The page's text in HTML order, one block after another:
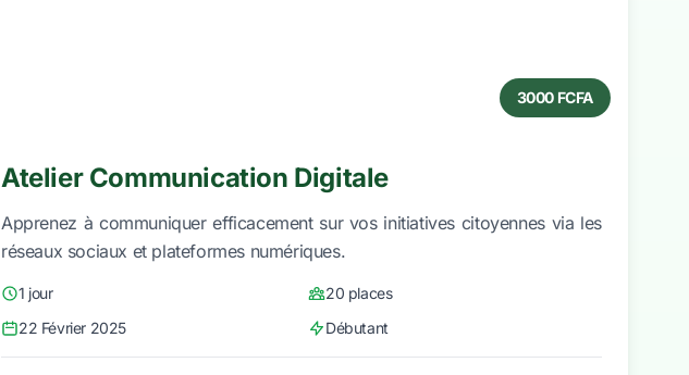
3000 FCFA
Atelier Communication Digitale
Apprenez à communiquer efficacement sur vos initiatives citoyennes via les
réseaux sociaux et plateformes numériques.
1 jour
20 places
22 Février 2025
Débutant